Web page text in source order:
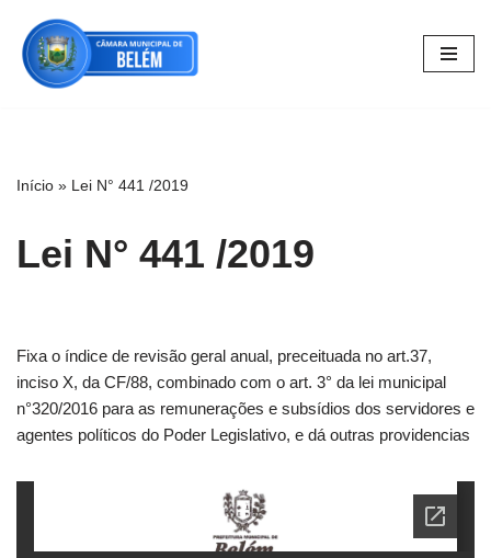
Pular
para
Início » Lei N° 441 /2019
Lei N° 441 /2019
Fixa o índice de revisão geral anual, preceituada no art.37,
inciso X, da CF/88, combinado com o art. 3° da lei municipal
n°320/2016 para as remunerações e subsídios dos servidores e
agentes políticos do Poder Legislativo, e dá outras providencias